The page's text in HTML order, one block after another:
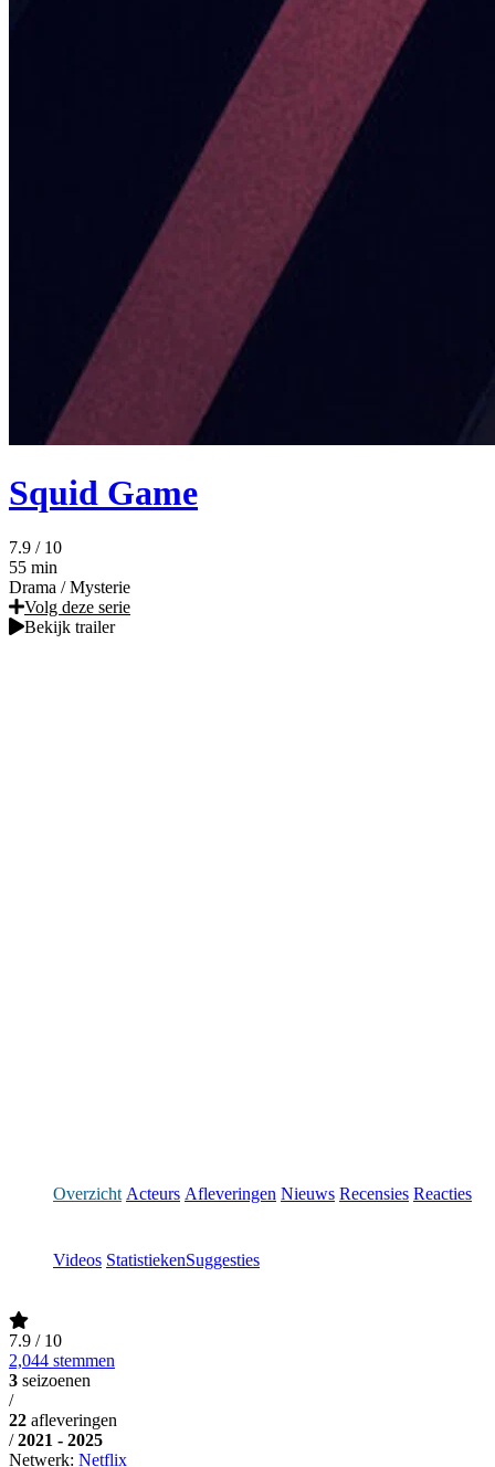
Squid Game
7.9 / 10
55 min
Drama / Mysterie
Volg deze serie
Bekijk trailer
Overzicht Acteurs Afleveringen Nieuws Recensies Reacties
Videos StatistiekenSuggesties
7.9 / 10
2,044 stemmen
3 seizoenen
/
22 afleveringen
/ 2021 - 2025
Netwerk: Netflix